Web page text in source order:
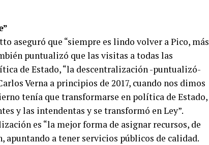
aseguró que “siempre es lindo volver a Pico, más
puntualizó que las visitas a todas las
de Estado, “la descentralización -puntualizó-
Verna a principios de 2017, cuando nos dimos
tenía que transformarse en política de Estado,
y las intendentas y se transformó en Ley”.
es “la mejor forma de asignar recursos, de
apuntando a tener servicios públicos de calidad.